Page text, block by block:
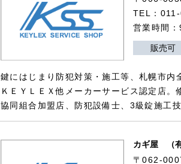
TEL：
営業時間
販売可
鍵にはじまり防犯対策・施工等、札幌市内
ＫＥＹＬＥＸ他メーカーサービス認定店
協同組合加盟店、防犯設備士、3級錠施工
カギ屋 （
〒062-